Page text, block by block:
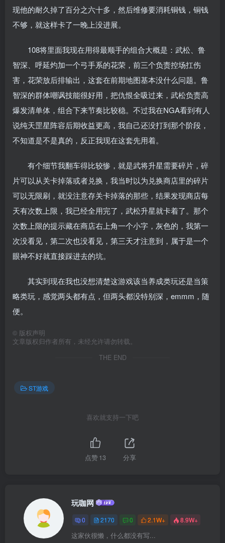
现他的耐久掉了百分之六十多，然后维修要消耗铜钱，铜钱
不够，就这样卡了一晚上没进展。
108将里面我现在用得最顺手的组合大概是：武松、鲁
智深、呼延灼加一个弓手系的花荣，前三个负责控场扛伤
害，花荣放后排输出，这套在前期地图基本没什么问题。鲁
智深的群体嘲讽技能很好用，把仇恨全吸过来，武松负责高
爆发清单体，组合下来节奏比较稳。不过我在NGA看到有人
说纯天罡星阵容后期收益更高，我自己还没打到那个阶段，
不知道是不是真的，反正我现在这套先用着。
有个细节我翻车得比较惨，就是武将升星需要碎片，碎
片可以从关卡掉落或者兑换，我当时以为兑换商店里的碎片
可以无限刷，就没注意存关卡掉落的那些，结果发现商店每
天有次数上限，我已经全用完了，武松升星就卡着了。那个
次数上限的提示藏在商店右上角一个小字，灰色的，我第一
次没看见，第二次也没看见，第三天才注意到，属于是一个
眼神不好就直接踩进去的坑。
其实到现在我也没想清楚这游戏该当养成类玩还是当策
略类玩，感觉两头都有点，但两头都没特别深，emmm，随
便。
© 版权声明
文章版权归作者所有，未经允许请勿转载。
THE END
ST游戏
喜欢就支持一下吧
点赞13 分享
玩咖网
0 2170 0 2.1W+ 8.9W+
这家伙很懒，什么都没有写...